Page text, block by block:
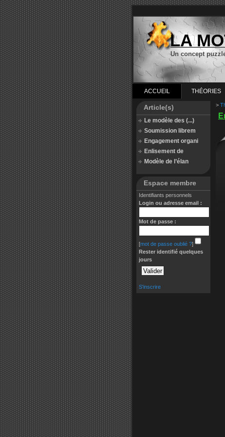
LA
Un concept
ACCUEIL THÉORIES
Article(s)
Le modèle des (...)
Soumission librem
Engagement organi
Enlisement de
Modèle de l’élan
Espace membre
Identifiants personnels
Login ou adresse email :
Mot de passe :
[mot de passe oublié ?]
Rester identifié quelques
jours
S'inscrire
>